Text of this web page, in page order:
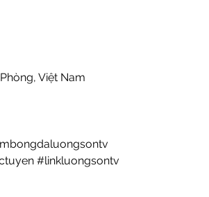
Việt Nam
#linkluongsontv